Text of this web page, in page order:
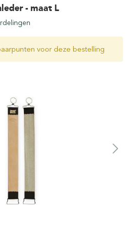
- maat L
voor deze bestelling